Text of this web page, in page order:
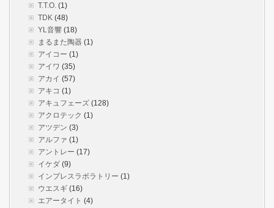
T.T.O. (1)
TDK (48)
YL音響 (18)
まるまた陶器 (1)
アイコー (1)
アイワ (35)
アカイ (57)
アキコ (1)
アキュフェーズ (128)
アクロテック (1)
アツデン (3)
アルファ (1)
アントレー (17)
イケダ (9)
インプレスラボラトリー (1)
ウエスギ (16)
エアータイト (4)